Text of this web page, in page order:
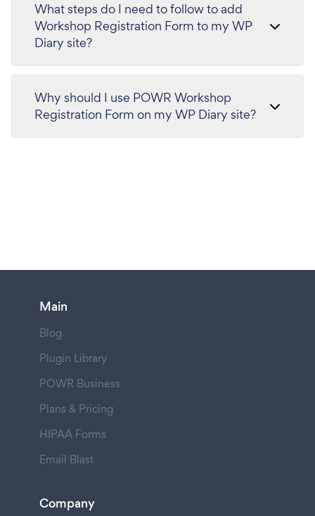
What steps do I need to follow to add
Workshop Registration Form to my WP
Diary site?
Why should I use POWR Workshop
Registration Form on my WP Diary site?
Main
Blog
Plugin Library
POWR Business
Plans & Pricing
HIPAA Forms
Email Blast
Company